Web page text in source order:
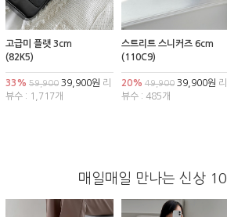
고급미 플랫 3cm
(82K5)
33% 59,900 39,900원 리
뷰수 : 1,717개
스트리트 스니커즈 6cm
(110C9)
20% 49,90039,900원 리
뷰수 : 485개
매일매일 만나는 신상